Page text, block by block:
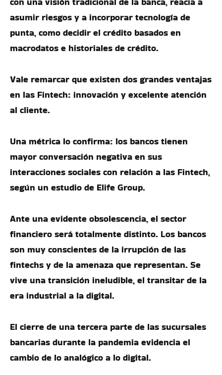
asumir riesgos y a incorporar tecnología de
punta, como decidir el crédito basados en
macrodatos e historiales de crédito.
Vale remarcar que existen dos grandes ventajas
en las Fintech: innovación y excelente atención
al cliente.
Una métrica lo confirma: los bancos tienen
mayor conversación negativa en sus
interacciones sociales con relación a las Fintech,
según un estudio de Elife Group.
Ante una evidente obsolescencia, el sector
financiero será totalmente distinto. Los bancos
son muy conscientes de la irrupción de las
fintechs y de la amenaza que representan. Se
vive una transición ineludible, el transitar de la
era industrial a la digital.
El cierre de una tercera parte de las sucursales
bancarias durante la pandemia evidencia el
cambio de lo analógico a lo digital.